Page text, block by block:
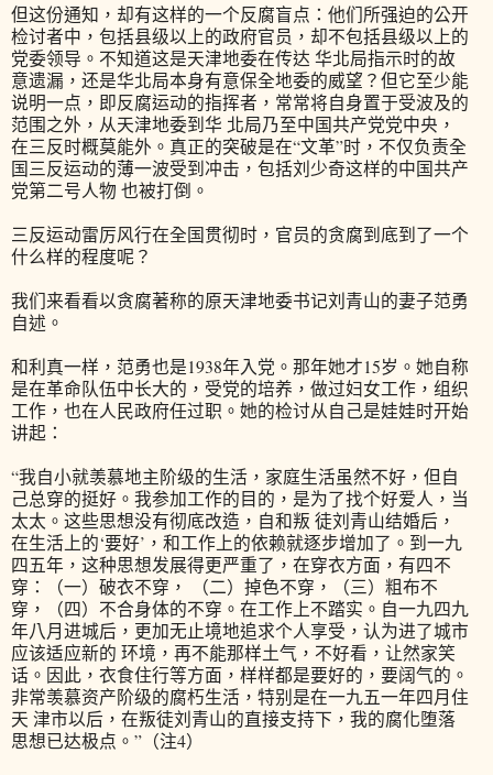
但这份通知，却有这样的一个反腐盲点：他们所强迫的公开
检讨者中，包括县级以上的政府官员，却不包括县级以上的
党委领导。不知道这是天津地委在传达 华北局指示时的故
意遗漏，还是华北局本身有意保全地委的威望？但它至少能
说明一点，即反腐运动的指挥者，常常将自身置于受波及的
范围之外，从天津地委到华 北局乃至中国共产党党中央，
在三反时概莫能外。真正的突破是在“文革”时，不仅负责全
国三反运动的薄一波受到冲击，包括刘少奇这样的中国共产
党第二号人物 也被打倒。
三反运动雷厉风行在全国贯彻时，官员的贪腐到底到了一个
什么样的程度呢？
我们来看看以贪腐著称的原天津地委书记刘青山的妻子范勇
自述。
和利真一样，范勇也是1938年入党。那年她才15岁。她自称
是在革命队伍中长大的，受党的培养，做过妇女工作，组织
工作，也在人民政府任过职。她的检讨从自己是娃娃时开始
讲起：
“我自小就羡慕地主阶级的生活，家庭生活虽然不好，但自
己总穿的挺好。我参加工作的目的，是为了找个好爱人，当
太太。这些思想没有彻底改造，自和叛 徒刘青山结婚后，
在生活上的‘要好’，和工作上的依赖就逐步增加了。到一九
四五年，这种思想发展得更严重了，在穿衣方面，有四不
穿：（一）破衣不穿， （二）掉色不穿，（三）粗布不
穿，（四）不合身体的不穿。在工作上不踏实。自一九四九
年八月进城后，更加无止境地追求个人享受，认为进了城市
应该适应新的 环境，再不能那样土气，不好看，让然家笑
话。因此，衣食住行等方面，样样都是要好的，要阔气的。
非常羡慕资产阶级的腐朽生活，特别是在一九五一年四月住
天 津市以后，在叛徒刘青山的直接支持下，我的腐化堕落
思想已达极点。”（注4）